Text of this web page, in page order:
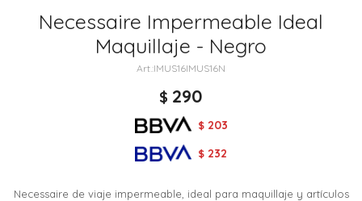
Necessaire Impermeable Ideal
Maquillaje - Negro
IMUS16IMUS16N
$ 290
$ 203
$ 232
Necessaire de viaje impermeable, ideal para maquillaje y artículos